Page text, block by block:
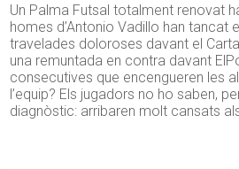
Un Palma Futsal totalment renovat
homes d’Antonio Vadillo han tancat
travelades doloroses davant el
una remuntada en contra davant
consecutives que encengueren les
l’equip? Els jugadors no ho saben,
diagnòstic: arribaren molt cansats